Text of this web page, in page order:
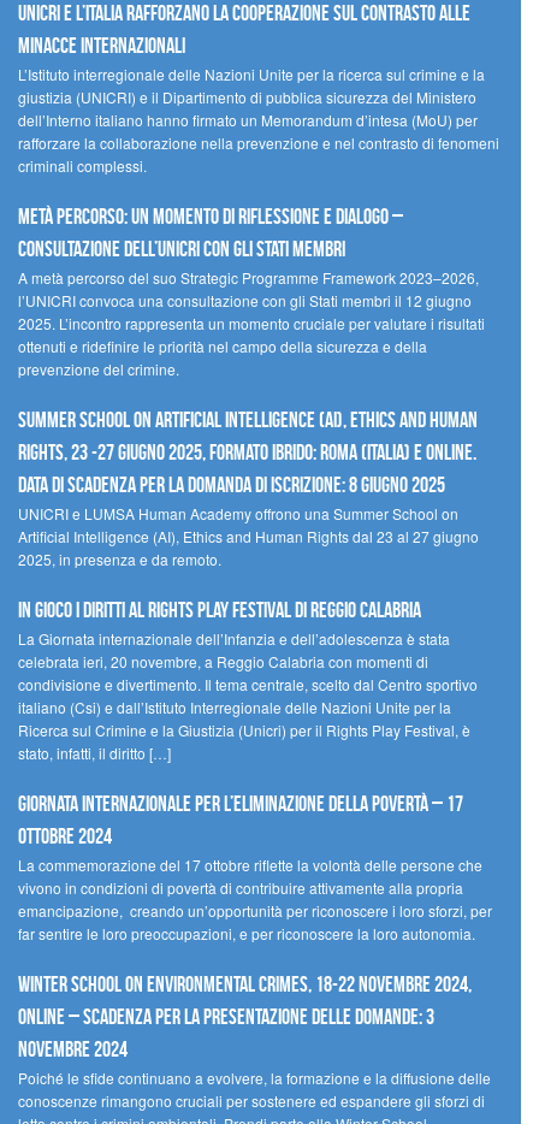
UNICRI e l’Italia rafforzano la cooperazione sul contrasto alle
minacce internazionali
L’Istituto interregionale delle Nazioni Unite per la ricerca sul crimine e la
giustizia (UNICRI) e il Dipartimento di pubblica sicurezza del Ministero
dell’Interno italiano hanno firmato un Memorandum d’intesa (MoU) per
rafforzare la collaborazione nella prevenzione e nel contrasto di fenomeni
criminali complessi.
Metà percorso: un momento di riflessione e dialogo –
Consultazione dell’UNICRI con gli Stati membri
A metà percorso del suo Strategic Programme Framework 2023–2026,
l’UNICRI convoca una consultazione con gli Stati membri il 12 giugno
2025. L’incontro rappresenta un momento cruciale per valutare i risultati
ottenuti e ridefinire le priorità nel campo della sicurezza e della
prevenzione del crimine.
Summer School on Artificial Intelligence (AI), Ethics and Human
Rights, 23 -27 giugno 2025, Formato Ibrido: Roma (Italia) e online.
Data di scadenza per la domanda di iscrizione: 8 giugno 2025
UNICRI e LUMSA Human Academy offrono una Summer School on
Artificial Intelligence (AI), Ethics and Human Rights dal 23 al 27 giugno
2025, in presenza e da remoto.
In gioco i diritti al Rights Play Festival di Reggio Calabria
La Giornata internazionale dell’Infanzia e dell’adolescenza è stata
celebrata ieri, 20 novembre, a Reggio Calabria con momenti di
condivisione e divertimento. Il tema centrale, scelto dal Centro sportivo
italiano (Csi) e dall’Istituto Interregionale delle Nazioni Unite per la
Ricerca sul Crimine e la Giustizia (Unicri) per il Rights Play Festival, è
stato, infatti, il diritto […]
Giornata internazionale per l’eliminazione della povertà – 17
ottobre 2024
La commemorazione del 17 ottobre riflette la volontà delle persone che
vivono in condizioni di povertà di contribuire attivamente alla propria
emancipazione, creando un’opportunità per riconoscere i loro sforzi, per
far sentire le loro preoccupazioni, e per riconoscere la loro autonomia.
Winter School on Environmental Crimes, 18-22 novembre 2024,
Online – Scadenza per la presentazione delle domande: 3
novembre 2024
Poiché le sfide continuano a evolvere, la formazione e la diffusione delle
conoscenze rimangono cruciali per sostenere ed espandere gli sforzi di